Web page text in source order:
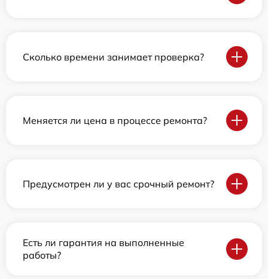
Сколько времени занимает проверка?
Меняется ли цена в процессе ремонта?
Предусмотрен ли у вас срочный ремонт?
Есть ли гарантия на выполненные
работы?